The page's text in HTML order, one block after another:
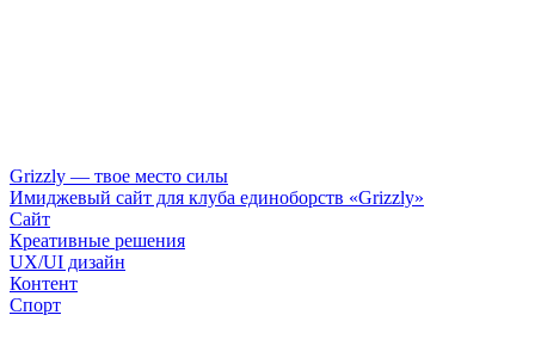
Grizzly — твое место силы
Имиджевый сайт для клуба единоборств «Grizzly»
Сайт
Креативные решения
UX/UI дизайн
Контент
Спорт